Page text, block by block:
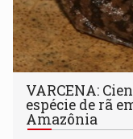
VARCENA:
espécie de rã
Amazônia